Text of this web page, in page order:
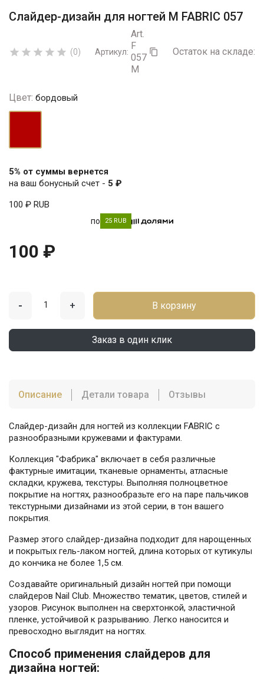
Слайдер-дизайн для ногтей М FABRIC 057
     (0) Артикул:
Art.
F
057
M
 Остаток на складе:
Цвет: бордовый
5% от суммы вернется
на ваш бонусный счет - 5 ₽
100 ₽ RUB
по 25 RUB
100 ₽
- + В корзину
Заказ в один клик
Описание Детали товара Отзывы
Слайдер-дизайн для ногтей из коллекции FABRIC с
разнообразными кружевами и фактурами.
Коллекция "Фабрика" включает в себя различные
фактурные имитации, тканевые орнаменты, атласные
складки, кружева, текстуры. Выполняя полноцветное
покрытие на ногтях, разнообразьте его на паре пальчиков
текстурными дизайнами из этой серии, в тон вашего
покрытия.
Размер этого слайдер-дизайна подходит для нарощенных
и покрытых гель-лаком ногтей, длина которых от кутикулы
до кончика не более 1,5 см.
Создавайте оригинальный дизайн ногтей при помощи
слайдеров Nail Club. Множество тематик, цветов, стилей и
узоров. Рисунок выполнен на сверхтонкой, эластичной
пленке, устойчивой к разрыванию. Легко наносится и
превосходно выглядит на ногтях.
Способ применения слайдеров для
дизайна ногтей: